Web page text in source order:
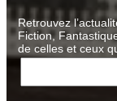
Retrouvez
Fiction,
de celles et ceux
R
c